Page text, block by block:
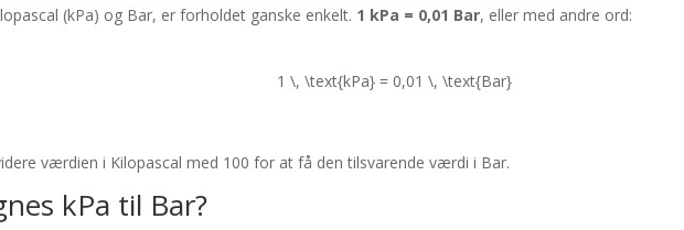
(kPa) og Bar, er forholdet ganske enkelt. 1 kPa = 0,01 Bar, eller med andre ord:
1 \, \text{kPa} = 0,01 \, \text{Bar}
værdien i Kilopascal med 100 for at få den tilsvarende værdi i Bar.
kPa til Bar?